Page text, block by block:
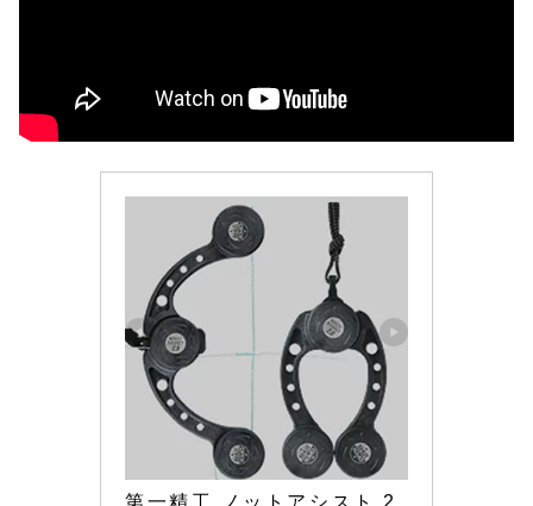
第一精工 ノットアシスト 2.